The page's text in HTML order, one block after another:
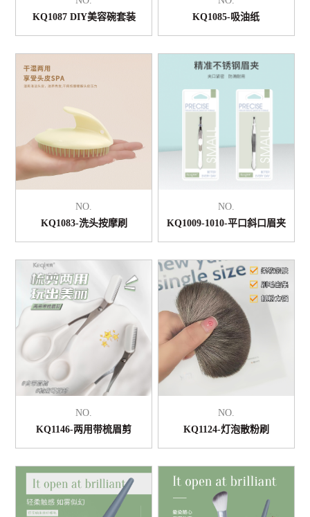
KQ1087 DIY美容碗套装
KQ1085-吸油纸
NO.
KQ1083-洗头按摩刷
NO.
KQ1009-1010-平口斜口眉夹
NO.
KQ1146-两用带梳眉剪
NO.
KQ1124-灯泡散粉刷